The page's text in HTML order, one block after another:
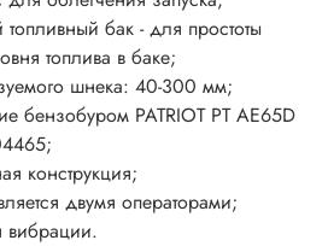
бак - для простоты
топлива в баке;
шнека: 40-300 мм;
бензобуром PATRIOT PT AE65D
конструкция;
двумя операторами;
вибрации.